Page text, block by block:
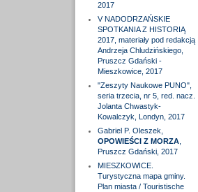
2017
V NADODRZAŃSKIE
SPOTKANIA Z HISTORIĄ
2017, materiały pod redakcją
Andrzeja Chludzińskiego,
Pruszcz Gdański -
Mieszkowice, 2017
"Zeszyty Naukowe PUNO",
seria trzecia, nr 5, red. nacz.
Jolanta Chwastyk-
Kowalczyk, Londyn, 2017
Gabriel P. Oleszek,
OPOWIEŚCI Z MORZA,
Pruszcz Gdański, 2017
MIESZKOWICE.
Turystyczna mapa gminy.
Plan miasta / Touristische